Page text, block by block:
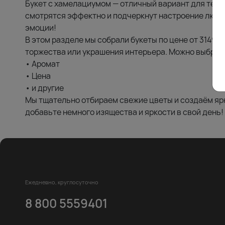
Букет с хамелациумом — отличный вариант для
смотрятся эффектно и подчеркнут настроение
эмоции!
В этом разделе мы собрали букеты по цене от 3149
торжества или украшения интерьера. Можно
• Аромат
• Цена
• и другие
Мы тщательно отбираем свежие цветы и создаём
добавьте немного изящества и яркости в свой день!
Ежедневно, круглосуточно
8 800 5559401